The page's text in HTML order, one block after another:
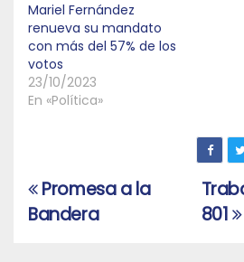
Mariel Fernández
renueva su mandato
con más del 57% de los
votos
23/10/2023
En «Política»
Navegación
de
801
Promesa a la
Bandera